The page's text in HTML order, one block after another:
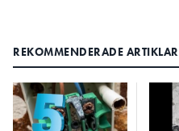
REKOMMENDERADE ARTIKLAR